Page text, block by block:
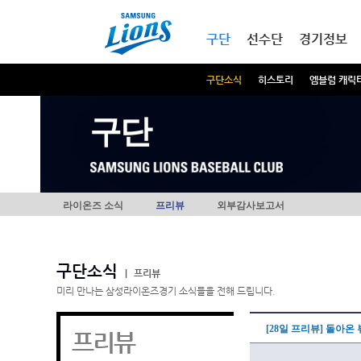
구단
구단소식 히스토리 엠블럼 캐릭
선수단 경기정보
구단
라이온즈 소식 프리뷰 외부감사보고서
구단소식
프리뷰
미리 만나는 삼성라이온즈경기 소식들을 전해 드립니다.
프리뷰 [28일 프리뷰] 돌아온